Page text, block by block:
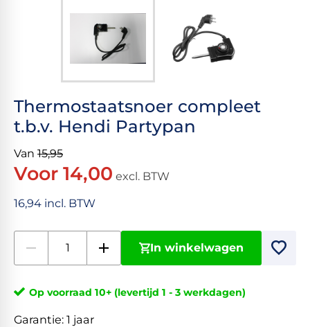
Thermostaatsnoer compleet
t.b.v. Hendi Partypan
Van 15,95
Voor 14,00 excl. BTW
16,94 incl. BTW
In winkelwagen
Op voorraad 10+ (levertijd 1 - 3 werkdagen)
Garantie: 1 jaar